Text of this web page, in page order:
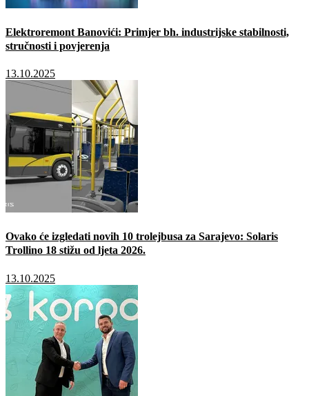
Elektroremont Banovići: Primjer bh. industrijske stabilnosti,
stručnosti i povjerenja
13.10.2025
Ovako će izgledati novih 10 trolejbusa za Sarajevo: Solaris
Trollino 18 stižu od ljeta 2026.
13.10.2025